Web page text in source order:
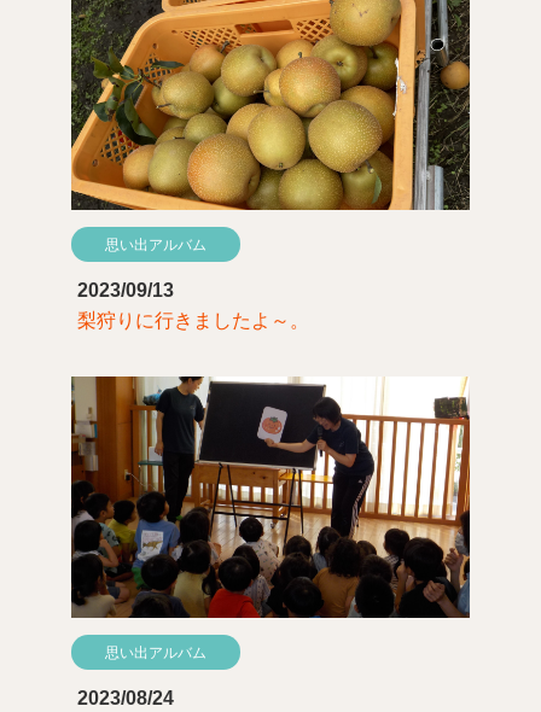
思い出アルバム
2023/09/13
梨狩りに行きましたよ～。
思い出アルバム
2023/08/24